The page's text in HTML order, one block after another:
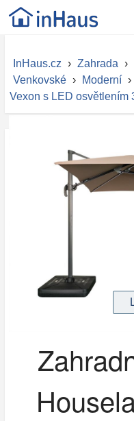
InHaus.cz › Zahrada ›
Venkovské › Moderní ›
Vexon s LED osvětlením